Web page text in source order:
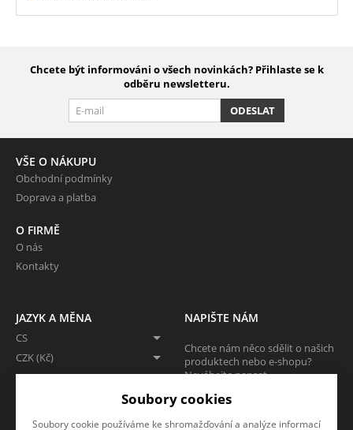
Chcete být informováni o všech novinkách? Přihlaste se k
odběru newsletteru.
ODESLAT
VŠE O NÁKUPU
Obchodní podmínky
Doprava a platba
O FIRMĚ
O nás
Kontakty
JAZYK A MĚNA
CS
CZK (Kč)
NAPIŠTE NÁM
Chcete nám něco sdělit o našich
produktech nebo e-shopu?
Neváhejte napsat.
Soubory cookies
Soubory cookie používáme ke shromažďování a analýze informací